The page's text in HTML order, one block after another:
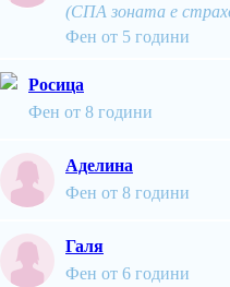
(СПА зоната е
Фен от 5 години
Росица
Фен от 8 години
Аделина
Фен от 8 години
Галя
Фен от 6 години